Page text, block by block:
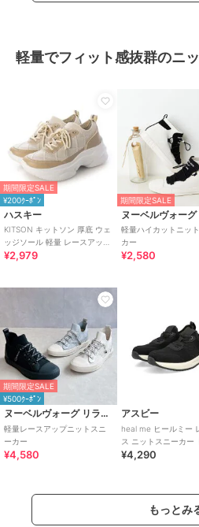
軽量でフィット感抜群のニ
期間限定SALE
¥200ｸｰﾎﾟﾝ
ハスキー
KITSON キットソン 厚底 ウェ
ッジソール 軽量 レースアップ
ニットスニーカー
¥2,979
期間限定SALE
軽量ハイカットニッ
カー
¥2,580
期間限定SALE
¥500ｸｰﾎﾟﾝ
ヌーベルヴォーグ リラックス
軽量レースアップニットスニ
ーカー
¥4,580
アスビー
heal me ヒールミー
ス ニットスニーカー
3E】 126205
¥4,290
もっとみ